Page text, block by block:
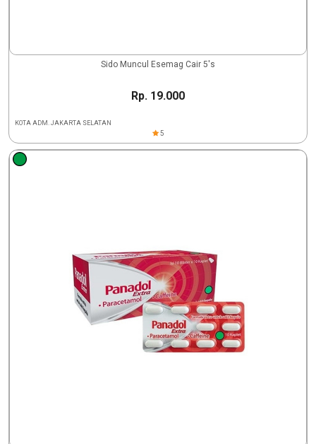
Sido Muncul Esemag Cair 5's
Rp. 19.000
KOTA ADM. JAKARTA SELATAN
5